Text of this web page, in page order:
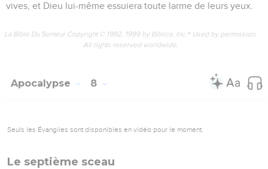
vives, et Dieu lui-même essuiera toute larme de leurs yeux.
La Bible Du Semeur Copyright © 1992, 1999 by Biblica, Inc.® Used by permission.
All rights reserved worldwide.
Apocalypse 8
Seuls les Évangiles sont disponibles en vidéo pour le moment.
Le septième sceau